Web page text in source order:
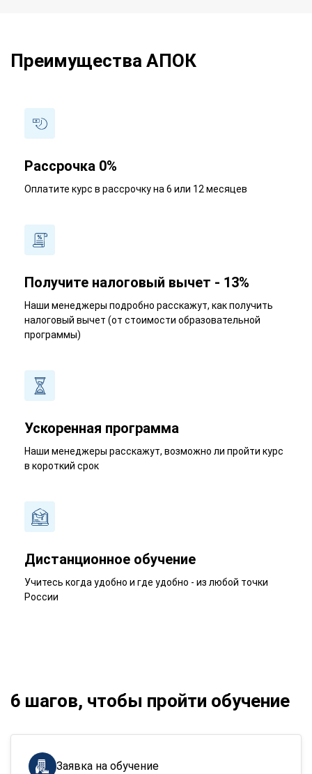
Преимущества АПОК
Рассрочка 0%
Оплатите курс в рассрочку на 6 или 12 месяцев
Получите налоговый вычет - 13%
Наши менеджеры подробно расскажут, как получить
налоговый вычет (от стоимости образовательной
программы)
Ускоренная программа
Наши менеджеры расскажут, возможно ли пройти курс
в короткий срок
Дистанционное обучение
Учитесь когда удобно и где удобно - из любой точки
России
6 шагов, чтобы пройти обучение
Заявка на обучение